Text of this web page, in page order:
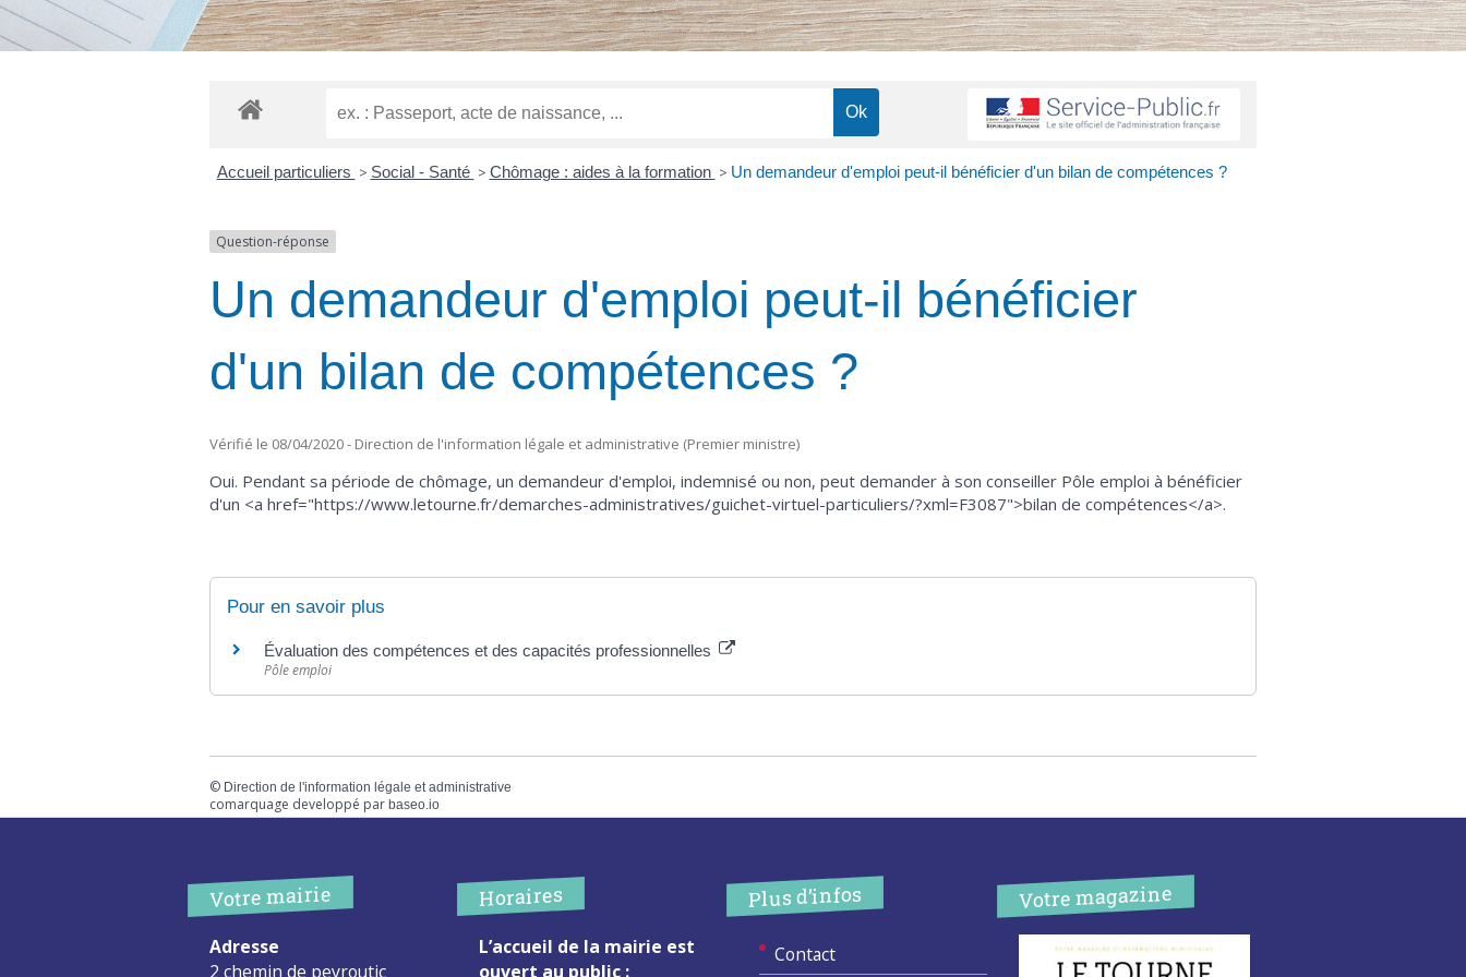
Accueil particuliers > Social - Santé > Chômage : aides à la formation > Un demandeur d'emploi peut-il bénéficier d'un bilan de compétences ?
Question-réponse
Un demandeur d'emploi peut-il bénéficier
d'un bilan de compétences ?
Vérifié le 08/04/2020 - Direction de l'information légale et administrative (Premier ministre)
Oui. Pendant sa période de chômage, un demandeur d'emploi, indemnisé ou non, peut demander à son conseiller Pôle emploi à bénéficier
d'un <a href="https://www.letourne.fr/demarches-administratives/guichet-virtuel-particuliers/?xml=F3087">bilan de compétences</a>.
Pour en savoir plus
Évaluation des compétences et des capacités professionnelles
Pôle emploi
© Direction de l'information légale et administrative
comarquage developpé par baseo.io
Votre mairie
Adresse
2 chemin de peyroutic
Horaires
L’accueil de la mairie est
ouvert au public :
Plus d’infos
Contact
Votre magazine